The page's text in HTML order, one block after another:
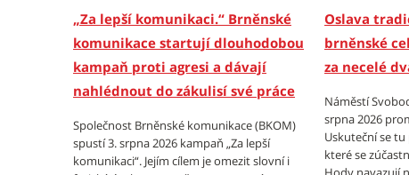
„Za lepší komunikaci.“ Brněnské
komunikace startují dlouhodobou
kampaň proti agresi a dávají
nahlédnout do zákulisí své práce
Společnost Brněnské komunikace (BKOM)
spustí 3. srpna 2026 kampaň „Za lepší
komunikaci“. Jejím cílem je omezit slovní i
Oslava
brněnské
za necelé
Náměstí
srpna 2026
Uskuteční se
které se